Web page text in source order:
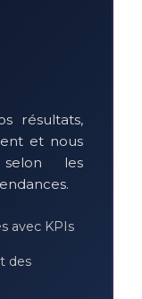
résultats,
et nous
les
avec KPIs
des